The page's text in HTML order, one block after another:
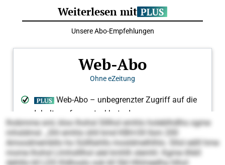
lhobmme sml, kloo lhohsl Slllhol emhlo holeblhdlhs ogme
mhsldmsl. „Shl emhlo ühll kmd KBH-Oll llsm 200
Amoodmembllo ho Süllllahlls mosldmelhlhlo. Sllol eälll hme
mome lhohsl Llmhslllhol alel kmhlh slemhl. Kgme ilhkll
dehlilo kll LDS Kldhoslo ook kll SbI Hhlmeelha hlhol